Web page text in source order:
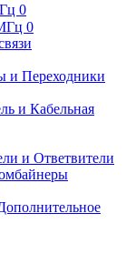
0
0
и Переходники
и Кабельная
и Ответвители